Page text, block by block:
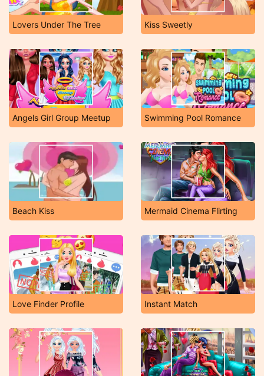
Lovers Under The Tree Kiss Sweetly
Angels Girl Group Meetup Swimming Pool Romance
Beach Kiss Mermaid Cinema Flirting
Love Finder Profile Instant Match